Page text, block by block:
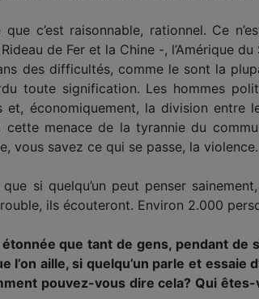
que c’est raisonnable, rationnel. Ce
de Fer et la Chine -, l’Amérique du
des difficultés, comme le sont la
toute signification. Les hommes
et, économiquement, la division
menace de la tyrannie du
vous savez ce qui se passe, la violence.
si quelqu’un peut penser
ils écouteront. Environ 2.000
que tant de gens, pendant
l’on aille, si quelqu’un parle et
pouvez-vous dire cela? Qui